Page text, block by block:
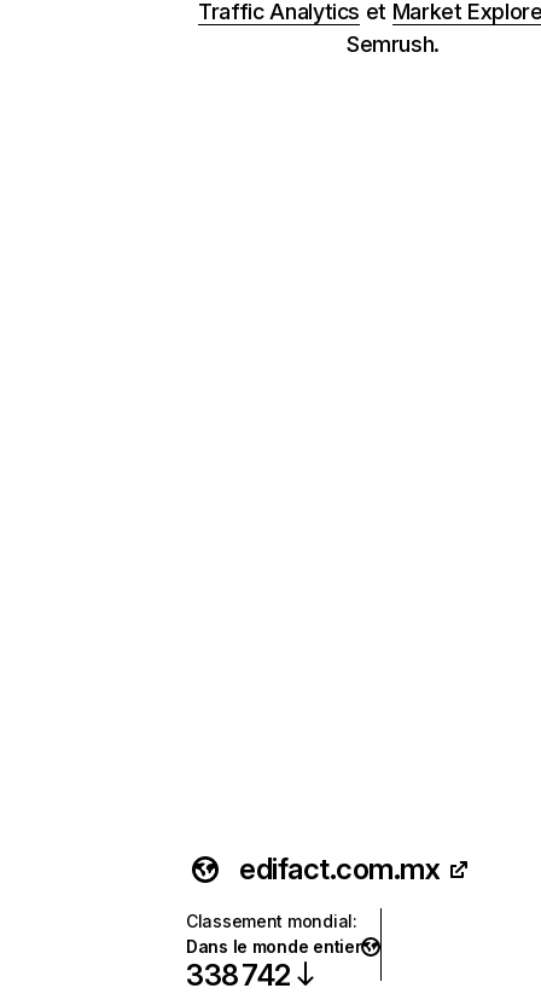
Traffic Analytics et Market
Semrush.
edifact.com.mx
Classement mondial:
Dans le monde entier
338 742